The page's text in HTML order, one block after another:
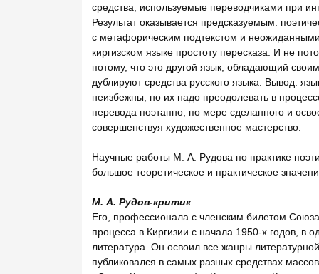
средства, используемые переводчиками при
Результат оказывается предсказуемым:
с метафорическим подтекстом и
киргизском языке простоту пересказа. И не
потому, что это другой язык, обладающий
дублируют средства русского языка. Вывод:
неизбежны, но их надо преодолевать в
перевода поэтапно, по мере сделанного и
совершенствуя художественное мастерство.
Научные работы М. А. Рудова по практике
большое теоретическое и практическое
М. А. Рудов-критик
Его, профессионала с членским билетом
процесса в Киргизии с начала 1950-х годов, в
литература. Он освоил все жанры
публиковался в самых разных средствах